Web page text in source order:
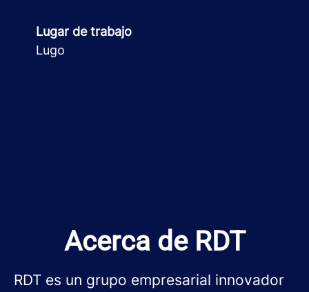
Lugar de trabajo
Lugo
Acerca de RDT
RDT es un grupo empresarial innovador